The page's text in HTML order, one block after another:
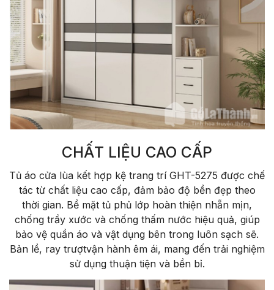
CHẤT LIỆU CAO CẤP
Tủ áo cửa lùa kết hợp kệ trang trí GHT-5275 được chế
tác từ chất liệu cao cấp, đảm bảo độ bền đẹp theo
thời gian. Bề mặt tủ phủ lớp hoàn thiện nhẵn mịn,
chống trầy xước và chống thấm nước hiệu quả, giúp
bảo vệ quần áo và vật dụng bên trong luôn sạch sẽ.
Bản lề, ray trượtvận hành êm ái, mang đến trải nghiệm
sử dụng thuận tiện và bền bỉ.